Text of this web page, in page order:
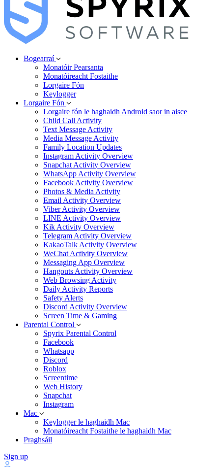
Bogearraí
Monatóir Pearsanta
Monatóireacht Fostaithe
Lorgaire Fón
Keylogger
Lorgaire Fón
Lorgaire fón le haghaidh Android saor in aisce
Child Call Activity
Text Message Activity
Media Message Activity
Family Location Updates
Instagram Activity Overview
Snapchat Activity Overview
WhatsApp Activity Overview
Facebook Activity Overview
Photos & Media Activity
Email Activity Overview
Viber Activity Overview
LINE Activity Overview
Kik Activity Overview
Telegram Activity Overview
KakaoTalk Activity Overview
WeChat Activity Overview
Messaging App Overview
Hangouts Activity Overview
Web Browsing Activity
Daily Activity Reports
Safety Alerts
Discord Activity Overview
Screen Time & Gaming
Parental Control
Spyrix Parental Control
Facebook
Whatsapp
Discord
Roblox
Screentime
Web History
Snapchat
Instagram
Mac
Keylogger le haghaidh Mac
Monatóireacht Fostaithe le haghaidh Mac
Praghsáil
Sign up